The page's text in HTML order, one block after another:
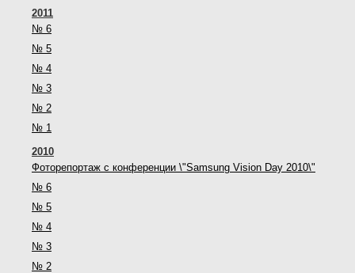
2011
№ 6
№ 5
№ 4
№ 3
№ 2
№ 1
2010
Фоторепортаж с конференции \"Samsung Vision Day 2010\"
№ 6
№ 5
№ 4
№ 3
№ 2